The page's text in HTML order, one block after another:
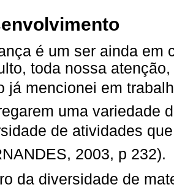
é um ser ainda em
toda nossa
já mencionei em
uma variedade
de atividades
2003, p 232).
da diversidade de